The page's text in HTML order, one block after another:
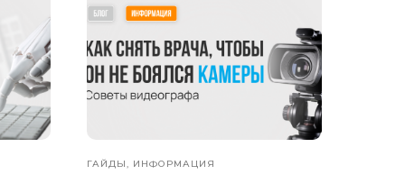
ГАЙДЫ, ИНФОРМАЦИЯ